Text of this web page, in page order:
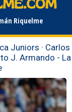
Riquelme
Juniors · Carlos
J. Armando - La